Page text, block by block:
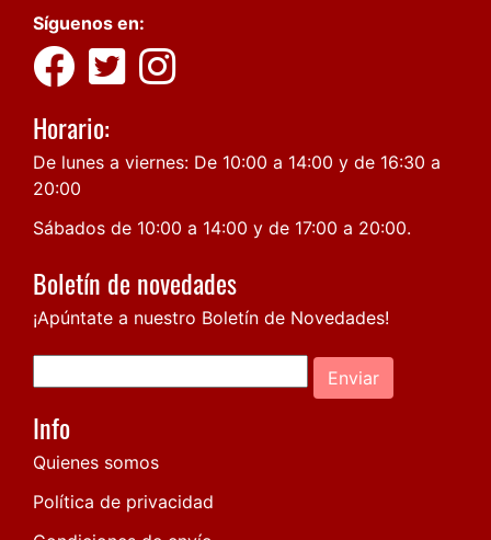
Síguenos en:
Horario:
De lunes a viernes: De 10:00 a 14:00 y de 16:30 a
20:00
Sábados de 10:00 a 14:00 y de 17:00 a 20:00.
Boletín de novedades
¡Apúntate a nuestro Boletín de Novedades!
Enviar
Info
Quienes somos
Política de privacidad